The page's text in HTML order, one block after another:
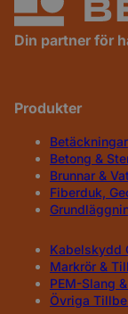
Din partner för
Produkter
Betong &
Brunnar &
Fiberduk,
Kabelskydd
Markrör &
PEM-Slang
Övriga